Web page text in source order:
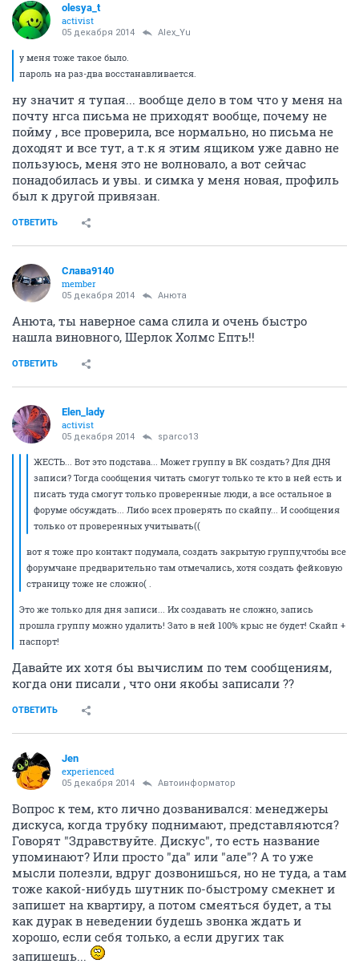
olesya_t
activist
05 декабря 2014 Alex_Yu
у меня тоже такое было.
пароль на раз-два восстанавливается.
ну значит я тупая... вообще дело в том что у меня на
почту нгса письма не приходят вообще, почему не
пойму , все проверила, все нормально, но письма не
доходят и все тут, а т.к я этим ящиком уже давно не
пользуюсь, меня это не волновало, а вот сейчас
понадобилась и увы. и симка у меня новая, профиль
был к другой привязан.
ОТВЕТИТЬ
Слава9140
member
05 декабря 2014 Aнюта
Анюта, ты наверное сама слила и очень быстро
нашла виновного, Шерлок Холмс Епть!!
ОТВЕТИТЬ
Elen_lady
activist
05 декабря 2014 sparco13
ЖЕСТЬ... Вот это подстава... Может группу в ВК создать? Для ДНЯ
записи? Тогда сообщения читать смогут только те кто в ней есть и
писать туда смогут только проверенные люди, а все остальное в
форуме обсуждать... Либо всех проверять по скайпу... И сообщения
только от проверенных учитывать((
вот я тоже про контакт подумала, создать закрытую группу,чтобы все
форумчане предварительно там отмечались, хотя создать фейковую
страницу тоже не сложно( .
Это же только для дня записи... Их создавать не сложно, запись
прошла группу можно удалить! Зато в ней 100% крыс не будет! Скайп +
паспорт!
Давайте их хотя бы вычислим по тем сообщениям,
когда они писали , что они якобы записали ??
ОТВЕТИТЬ
Jen
experienced
05 декабря 2014 Автоинформатор
Вопрос к тем, кто лично дозванивался: менеджеры
дискуса, когда трубку поднимают, представляются?
Говорят "Здравствуйте. Дискус", то есть название
упоминают? Или просто "да" или "але"? А то уже
мысли полезли, вдруг дозвонишься, но не туда, а там
тоже какой-нибудь шутник по-быстрому смекнет и
запишет на квартиру, а потом смеяться будет, а ты
как дурак в неведении будешь звонка ждать и
хорошо, если себя только, а если других так
запишешь...